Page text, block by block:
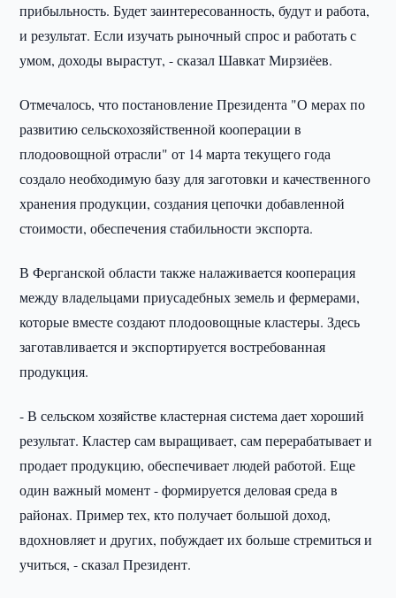
прибыльность. Будет заинтересованность, будут и работа,
и результат. Если изучать рыночный спрос и работать с
умом, доходы вырастут, - сказал Шавкат Мирзиёев.
Отмечалось, что постановление Президента "О мерах по
развитию сельскохозяйственной кооперации в
плодоовощной отрасли" от 14 марта текущего года
создало необходимую базу для заготовки и качественного
хранения продукции, создания цепочки добавленной
стоимости, обеспечения стабильности экспорта.
В Ферганской области также налаживается кооперация
между владельцами приусадебных земель и фермерами,
которые вместе создают плодоовощные кластеры. Здесь
заготавливается и экспортируется востребованная
продукция.
- В сельском хозяйстве кластерная система дает хороший
результат. Кластер сам выращивает, сам перерабатывает и
продает продукцию, обеспечивает людей работой. Еще
один важный момент - формируется деловая среда в
районах. Пример тех, кто получает большой доход,
вдохновляет и других, побуждает их больше стремиться и
учиться, - сказал Президент.